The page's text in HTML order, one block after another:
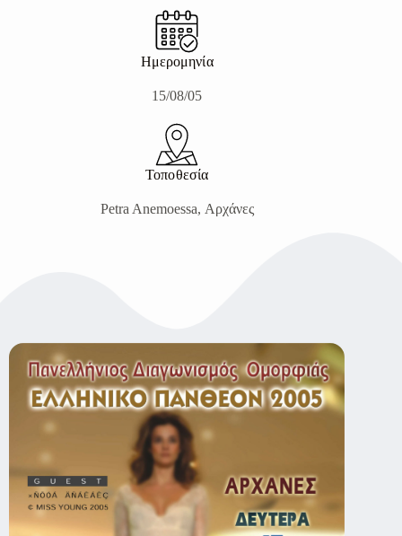
Ημερομηνία
15/08/05
Τοποθεσία
Petra Anemoessa, Αρχάνες